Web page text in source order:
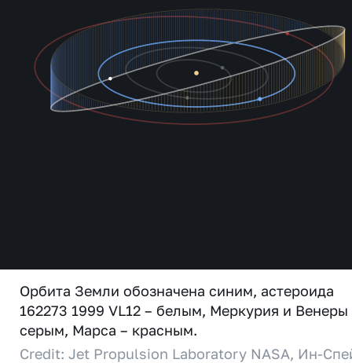
Орбита Земли обозначена синим, астероида
162273 1999 VL12 – белым, Меркурия и Венеры
серым, Марса – красным.
Credit: Jet Propulsion Laboratory NASA, Ин-